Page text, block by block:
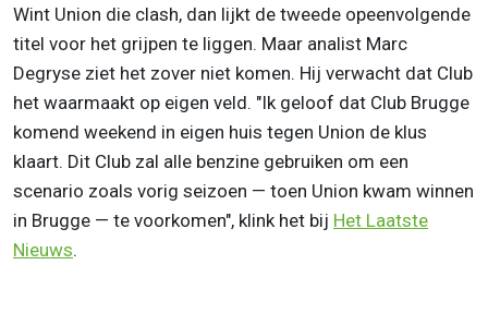
Wint Union die clash, dan lijkt de tweede opeenvolgende
titel voor het grijpen te liggen. Maar analist Marc
Degryse ziet het zover niet komen. Hij verwacht dat Club
het waarmaakt op eigen veld. "Ik geloof dat Club Brugge
komend weekend in eigen huis tegen Union de klus
klaart. Dit Club zal alle benzine gebruiken om een
scenario zoals vorig seizoen — toen Union kwam winnen
in Brugge — te voorkomen", klink het bij Het Laatste
Nieuws.